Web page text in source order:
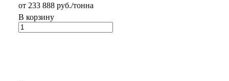
от 233 888 руб./тонна
В корзину